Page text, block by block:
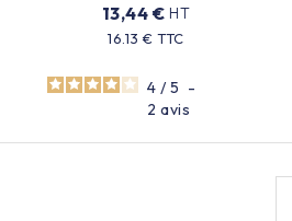
13,44 € HT
16.13 € TTC
4 / 5 -
2avis